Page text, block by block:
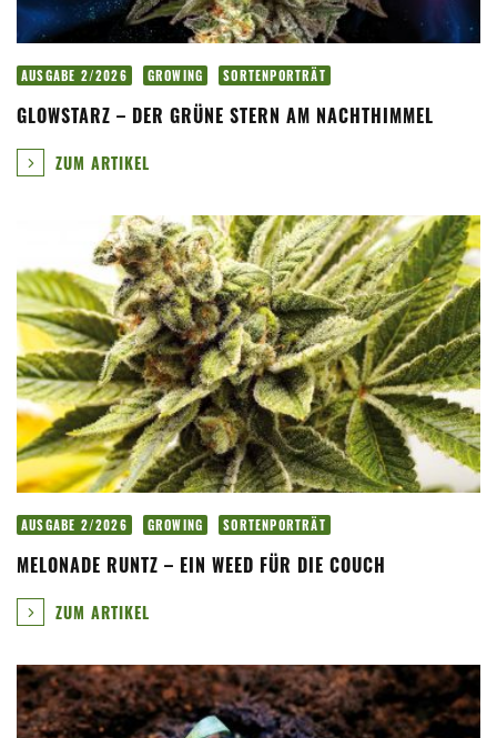
AUSGABE 2/2026 GROWING SORTENPORTRÄT
GLOWSTARZ – DER GRÜNE STERN AM NACHTHIMMEL
ZUM ARTIKEL
AUSGABE 2/2026 GROWING SORTENPORTRÄT
MELONADE RUNTZ – EIN WEED FÜR DIE COUCH
ZUM ARTIKEL